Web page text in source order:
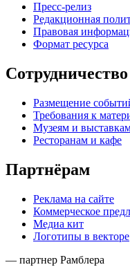
Пресс-релиз
Редакционная
Правовая
Формат ресурса
Сотрудничество
Размещение
Требования к
Музеям и
Ресторанам и кафе
Партнёрам
Реклама на сайте
Коммерческое
Медиа кит
Логотипы в векторе
— партнер Рамблера